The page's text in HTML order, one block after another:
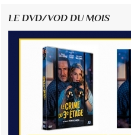
LE DVD/VOD DU MOIS